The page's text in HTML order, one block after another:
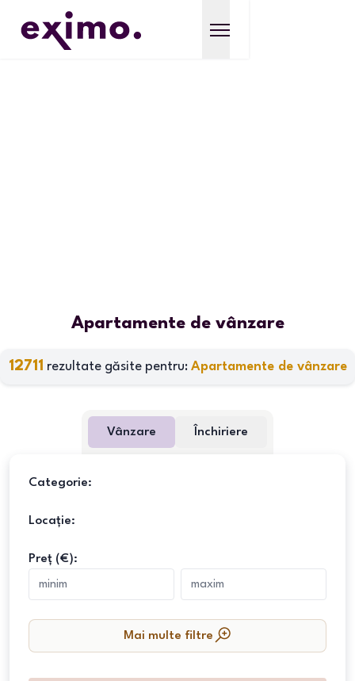
Apartamente de vânzare
12711 rezultate găsite pentru: Apartamente de vânzare
Vânzare Închiriere
Categorie:
Locație:
Preț (€):
Mai multe filtre